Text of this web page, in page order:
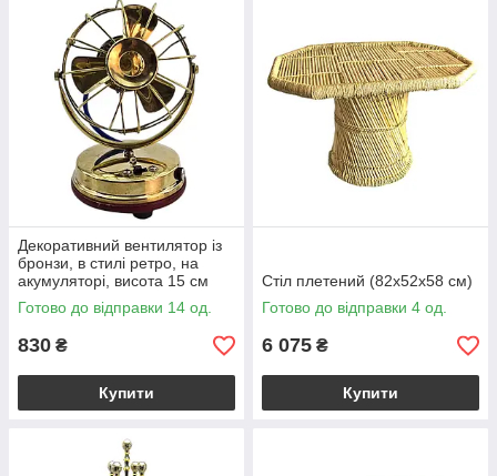
Декоративний вентилятор із
бронзи, в стилі ретро, на
акумуляторі, висота 15 см
Готово до відправки 14 од.
830 ₴
Купити
Стіл плетений (82х52х58 см)
Готово до відправки 4 од.
6 075 ₴
Купити